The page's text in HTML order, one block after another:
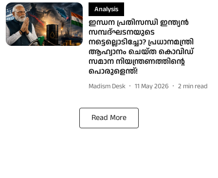
Analysis
ഇന്ധന പ്രതിസന്ധി ഇന്ത്യൻ
സമ്പദ്ഘടനയുടെ
നട്ടെല്ലൊടിച്ചോ? പ്രധാനമന്ത്രി
ആഹ്വാനം ചെയ്ത കൊവിഡ്
സമാന നിയന്ത്രണത്തിന്റെ
പൊരുളെന്ത്!
Madism Desk 11 May 2026 2 min read
Read More